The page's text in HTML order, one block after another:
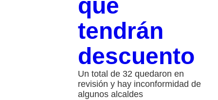
que
tendrán
descuento
Un total de 32 quedaron en
revisión y hay inconformidad de
algunos alcaldes